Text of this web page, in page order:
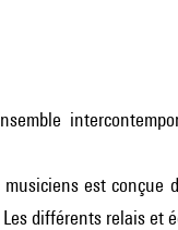
est conçue
différents relais